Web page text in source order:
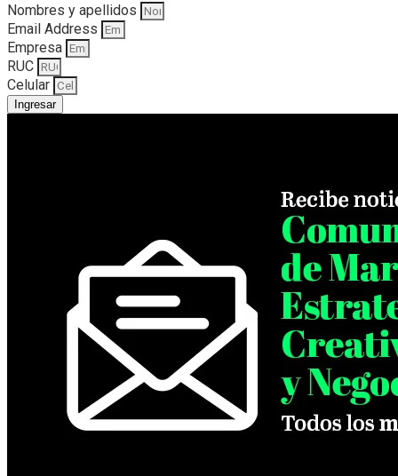
Nombres y apellidos
Email Address
Empresa
RUC
Celular
Ingresar